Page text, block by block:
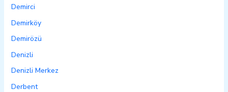
Demirci
Demirköy
Demirözü
Denizli
Denizli Merkez
Derbent